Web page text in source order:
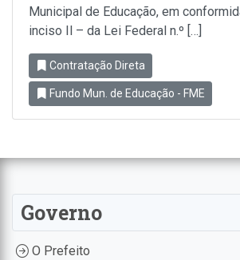
Municipal de Educação, em
inciso Il – da Lei Federal n.º […]
Contratação Direta
Fundo Mun. de Educação - FME
Governo
O Prefeito